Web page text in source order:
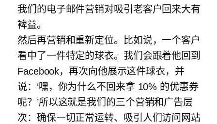
我们的电子邮件营销对吸引老客户回来大有
裨益。
然后再营销和重新定位。比如说，一个客户
看中了一件特定的球衣。我们会跟着他回到
Facebook，再次向他展示这件球衣，并
说：‘嘿，你为什么不回来拿 10% 的优惠券
呢？’所以这就是我们的三个营销和广告层
次：确保一切正常运转、吸引人们访问网站